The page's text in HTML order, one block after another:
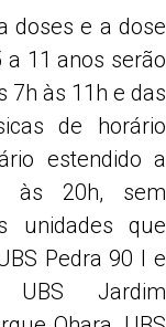
doses e a dose
11 anos serão
7h às 11h e das
de horário
estendido a
às 20h, sem
unidades que
Pedra 90 I e
Jardim